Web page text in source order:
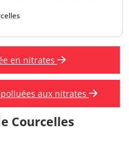
en nitrates
aux nitrates
Courcelles